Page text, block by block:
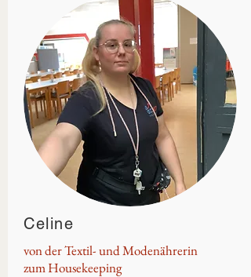
Celine
von der Textil- und Modenährerin
zumHousekeeping